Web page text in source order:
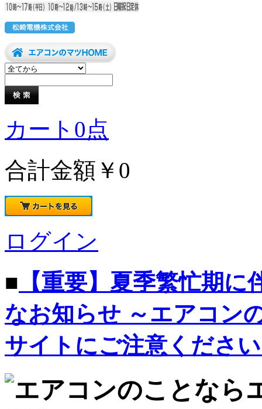
カート 0点
合計金額 ￥0
ログイン
■ 【重要】夏季繁忙期
なお知らせ ～エアコン
サイトにご注意くださ